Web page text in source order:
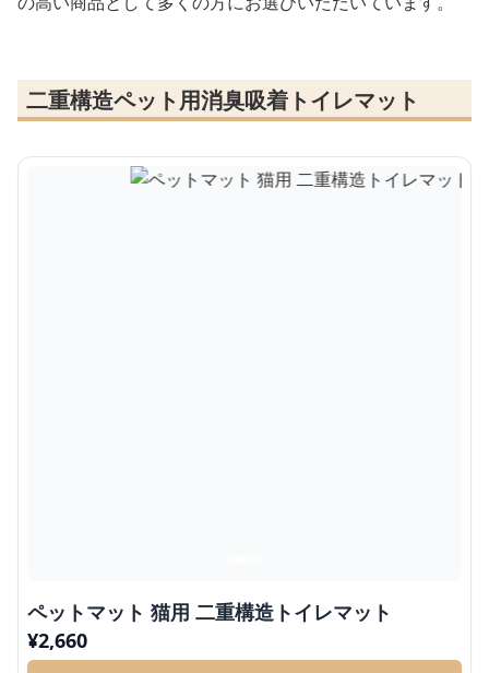
二重構造ペット用消臭吸着トイレマット
ペットマット 猫用 二重構造トイレマット
¥2,660